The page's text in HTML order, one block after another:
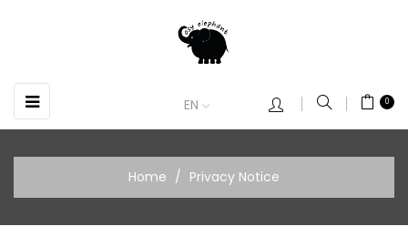
Toggle
navigation
☰ 0
EN
Home Privacy Notice